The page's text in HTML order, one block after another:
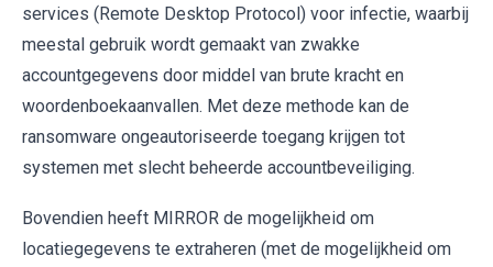
services (Remote Desktop Protocol) voor infectie, waarbij
meestal gebruik wordt gemaakt van zwakke
accountgegevens door middel van brute kracht en
woordenboekaanvallen. Met deze methode kan de
ransomware ongeautoriseerde toegang krijgen tot
systemen met slecht beheerde accountbeveiliging.
Bovendien heeft MIRROR de mogelijkheid om
locatiegegevens te extraheren (met de mogelijkheid om